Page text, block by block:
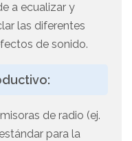
a ecualizar y
las diferentes
de sonido.
de radio (ej.
para la